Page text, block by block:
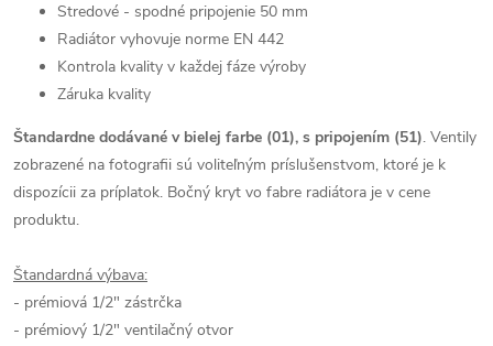
Stredové - spodné pripojenie 50 mm
Radiátor vyhovuje norme EN 442
Kontrola kvality v každej fáze výroby
Záruka kvality
Štandardne dodávané v bielej farbe (01), s pripojením (51). Ventily
zobrazené na fotografii sú voliteľným príslušenstvom, ktoré je k
dispozícii za príplatok. Bočný kryt vo fabre radiátora je v cene
produktu.
Štandardná výbava:
- prémiová 1/2" zástrčka
- prémiový 1/2" ventilačný otvor